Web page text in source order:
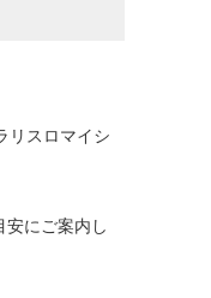
リスロマイシ
にご案内し